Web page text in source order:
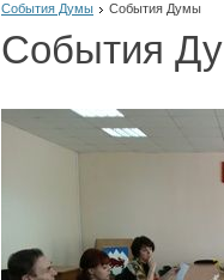
События Думы События Думы
События